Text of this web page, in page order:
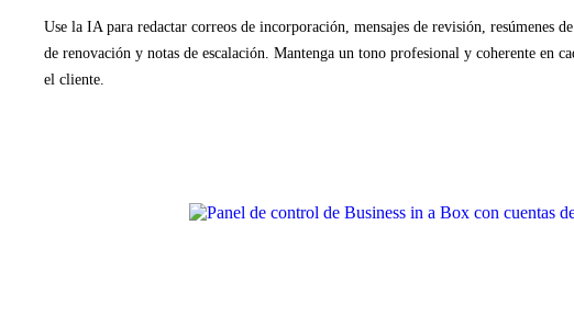
Use la IA para redactar correos de incorporación, mensajes de revisión, resúmenes
de renovación y notas de escalación. Mantenga un tono profesional y coherente en
el cliente.